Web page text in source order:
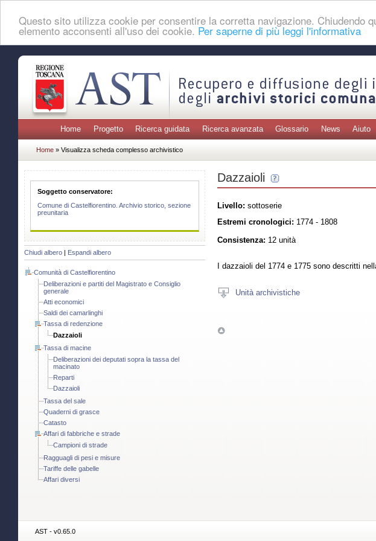
Questo sito utilizza cookie per consentire la corretta navigazione. Chiudendo
elemento acconsenti all'uso dei cookie. Per saperne di più leggi l'informativa
Home Progetto Ricerca guidata Ricerca avanzata Glossario News Aiuto
Home » Visualizza scheda complesso archivistico
Soggetto conservatore:
Comune di Castelfiorentino. Archivio storico, sezione
preunitaria
Chiudi albero Espandi albero
Comunità di Castelfiorentino
Deliberazioni e partiti del Magistrato e Consiglio
generale
Atti economici
Saldi dei camarlinghi
Tassa di redenzione
Dazzaioli
Tassa di macine
Deliberazioni dei deputati sopra la tassa del
macinato
Reparti
Dazzaioli
Tassa del sale
Quaderni di grasce
Catasto
Affari di fabbriche e strade
Campioni di strade
Ragguagli di pesi e misure
Tariffe delle gabelle
Affari diversi
Dazzaioli
Livello: sottoserie
Estremi cronologici: 1774 - 1808
Consistenza: 12 unità
I dazzaioli del 1774 e 1775 sono descritti
Unità archivistiche
AST - v0.65.0